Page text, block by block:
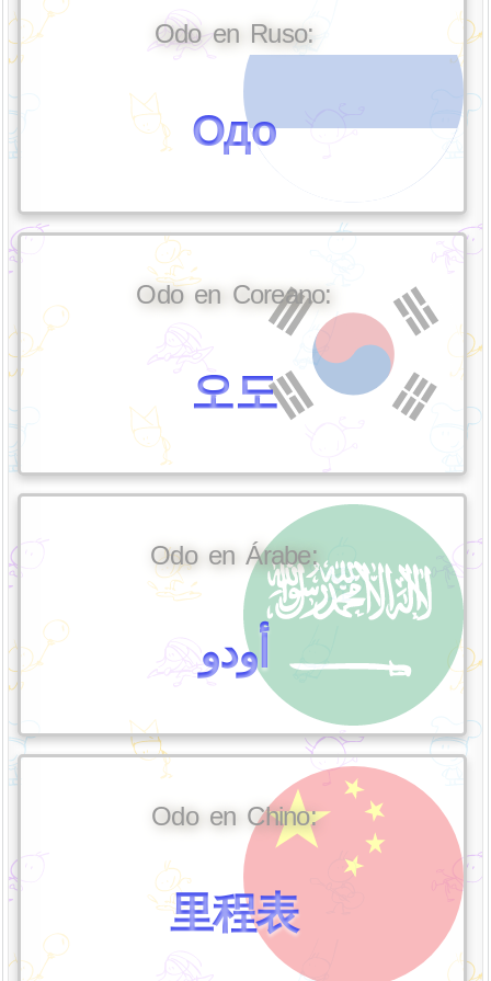
Odo en Ruso:
Одо
Odo en Coreano:
오도
Odo en Árabe:
أودو
Odo en Chino:
里程表